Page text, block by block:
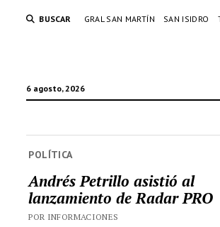
BUSCAR GRAL SAN MARTÍN SAN ISIDRO
6 agosto, 2026
POLÍTICA
Andrés Petrillo asistió al
lanzamiento de Radar PRO
POR INFORMACIONES